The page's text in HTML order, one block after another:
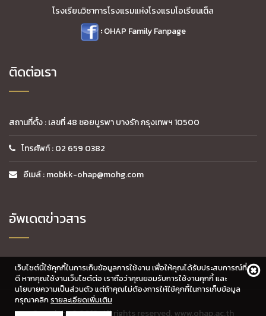
เว็บไซต์นี้ใช้คุกกี้ในการเก็บข้อมูลการใช้งาน เพื่อให้คุณได้รับประสบการณ์ที่
ดี หากคุณใช้งานเว็บไซต์ต่อ เราถือว่าคุณยอมรับการใช้งานคุกกี้ และ
นโยบายความเป็นส่วนตัว แต่ถ้าคุณไม่ต้องการให้ใช้คุกกี้ในการเก็บข้อมูล
กรุณาคลิกรายละเอียดเพิ่มเติม
โรงเรียนวิชาการโรงแรมแห่งโรงแรมโอเรียนเต็ล
:OHAP Family Fanpage
ติดต่อเรา
สถานที่ตั้ง : เลขที่ 48 ซอยบูรพา บางรัก กรุงเทพฯ 10500
โทรศัพท์ : 02 659 0382
อีเมล์ : mobkk-ohap@mohg.com
อัพเดตข่าวสาร
Copyright © 2018. All rights reserved. www.ohap.ac.th